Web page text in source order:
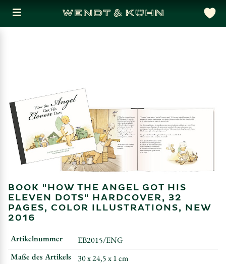
BOOK "HOW THE ANGEL GOT HIS
ELEVEN DOTS" HARDCOVER, 32
PAGES, COLOR ILLUSTRATIONS, NEW
2016
Artikelnummer
EB2015/ENG
Maße des Artikels
30 x 24,5 x 1 cm